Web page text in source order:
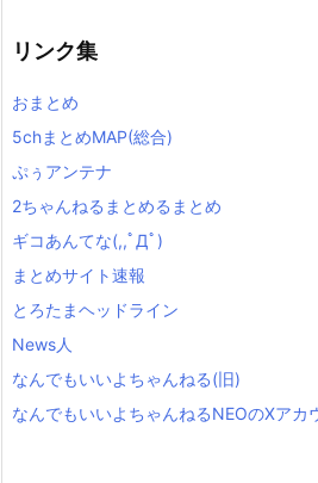
リンク集
おまとめ
5chまとめMAP(総合)
ぷぅアンテナ
2ちゃんねるまとめるまとめ
ギコあんてな(,,ﾟДﾟ)
まとめサイト速報
とろたまヘッドライン
News人
なんでもいいよちゃんねる(旧)
なんでもいいよちゃんねるNEOのXアカ